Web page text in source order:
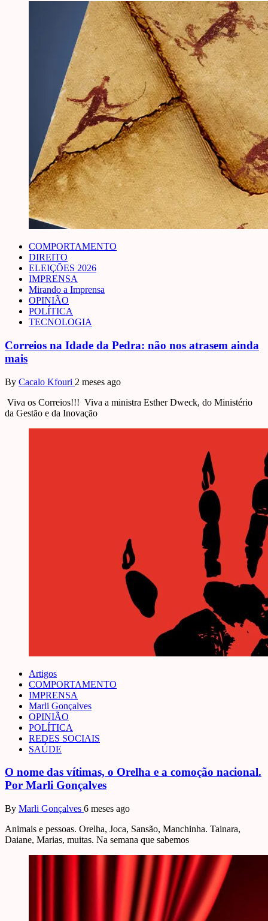
COMPORTAMENTO
DIREITO
ELEIÇÕES 2026
IMPRENSA
Mirando a Imprensa
OPINIÃO
POLÍTICA
TECNOLOGIA
Correios na Idade da Pedra: não nos atrasem ainda
mais
By Cacalo Kfouri 2 meses ago
Viva os Correios!!! Viva a ministra Esther Dweck, do Ministério
da Gestão e da Inovação
Artigos
COMPORTAMENTO
IMPRENSA
Marli Gonçalves
OPINIÃO
POLÍTICA
REDES SOCIAIS
SAÚDE
O nome das vítimas, o Orelha e a comoção nacional.
Por Marli Gonçalves
By Marli Gonçalves 6 meses ago
Animais e pessoas. Orelha, Joca, Sansão, Manchinha. Tainara,
Daiane, Marias, muitas. Na semana que sabemos